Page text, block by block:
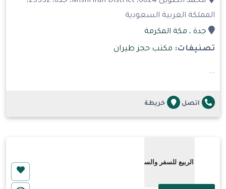
المملكة العربية السعودية
جدة ، مكة المكرمة
تصنيفات: مكتب حجز طيران
...
اتصل خريطة